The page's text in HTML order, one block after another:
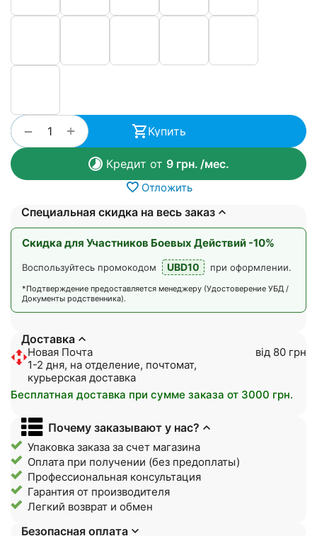
+
− Купить
Кредит от 9грн. /мес.
Отложить
Специальная скидка на весь заказ
Скидка для Участников Боевых Действий -10%
Воспользуйтесь промокодом UBD10 при оформлении.
*Подтверждение предоставляется менеджеру (Удостоверение УБД /
Документы родственника).
Доставка
Новая Почта
1-2 дня, на отделение, почтомат,
курьерская доставка
від 80 грн
Бесплатная доставка при сумме заказа от 3000 грн.
Почему заказывают у нас?
Упаковка заказа за счет магазина
Оплата при получении (без предоплаты)
Профессиональная консультация
Гарантия от производителя
Легкий возврат и обмен
Безопасная оплата